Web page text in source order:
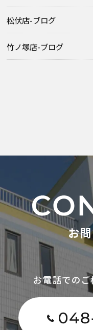
松伏店-ブログ
竹ノ塚店-ブログ
お
お電話での